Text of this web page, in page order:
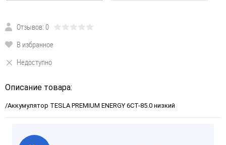
Отзывов: 0
В избранное
Недоступно
Описание товара:
/Аккумулятор TESLA PREMIUM ENERGY 6СТ-85.0 низкий